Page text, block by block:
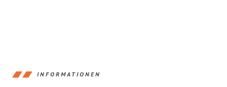
INFORMATIONEN